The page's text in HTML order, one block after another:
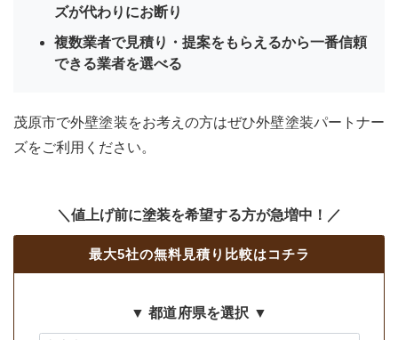
ズが代わりにお断り
複数業者で見積り・提案をもらえるから一番信頼
できる業者を選べる
茂原市で外壁塗装をお考えの方はぜひ外壁塗装パートナー
ズをご利用ください。
＼値上げ前に塗装を希望する方が急増中！／
最大5社の無料見積り比較はコチラ
▼ 都道府県を選択 ▼